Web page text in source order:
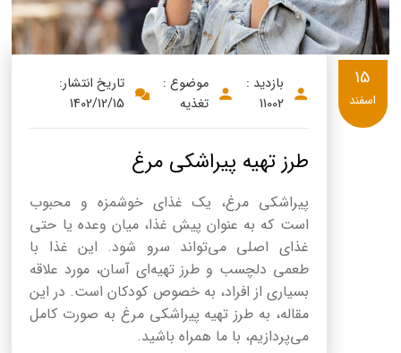
بازدید :
11002
موضوع :
تغذیه
تاریخ انتشار:
1402/12/15
طرز تهیه پیراشکی مرغ
پیراشکی مرغ، یک غذای خوشمزه و محبوب
است که به عنوان پیش غذا، میان وعده یا حتی
غذای اصلی می‌تواند سرو شود. این غذا با
طعمی دلچسب و طرز تهیه‌ای آسان، مورد علاقه
بسیاری از افراد، به خصوص کودکان است. در این
مقاله، به طرز تهیه پیراشکی مرغ به صورت کامل
می‌پردازیم، با ما همراه باشید.
15
اسفند